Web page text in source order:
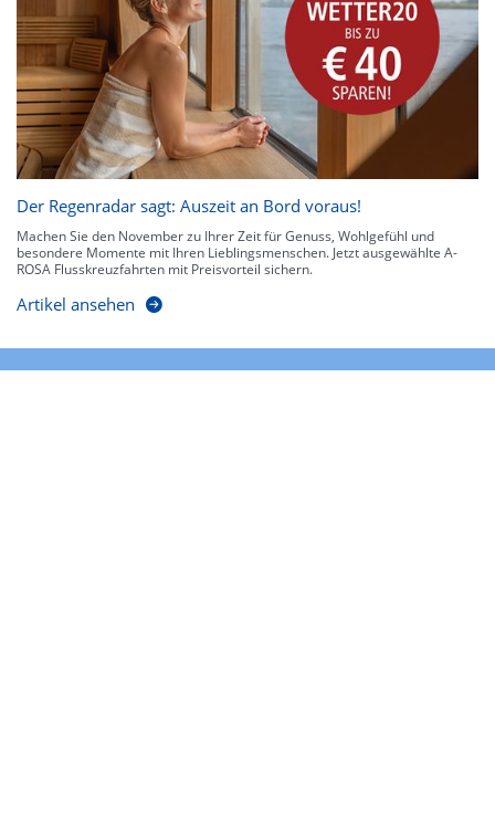
Der Regenradar sagt: Auszeit an Bord voraus!
Machen Sie den November zu Ihrer Zeit für Genuss, Wohlgefühl und
besondere Momente mit Ihren Lieblingsmenschen. Jetzt ausgewählte A-
ROSA Flusskreuzfahrten mit Preisvorteil sichern.
Artikel ansehen